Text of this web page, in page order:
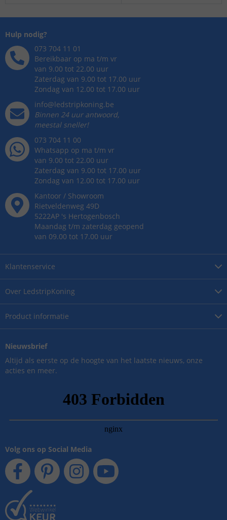
Over LedstripKoning
Product informatie
Klantenservice
Hulp nodig?
073 704 11 01
Bereikbaar op ma t/m vr
van 9.00 tot 22.00 uur
Zaterdag van 9.00 tot 17.00 uur
Zondag van 12.00 tot 17.00 uur
info@ledstripkoning.be
Binnen 24 uur antwoord,
meestal sneller!
073 704 11 00
Whatsapp op ma t/m vr
van 9.00 tot 22.00 uur
Zaterdag van 9.00 tot 17.00 uur
Zondag van 12.00 tot 17.00 uur
Kantoor / Showroom
Rietveldenweg 49D
5222AP 's Hertogenbosch
Maandag t/m zaterdag geopend
van 09.00 tot 17.00 uur
Nieuwsbrief
Altijd als eerste op de hoogte van het laatste nieuws, onze
acties en meer.
Volg ons op Social Media